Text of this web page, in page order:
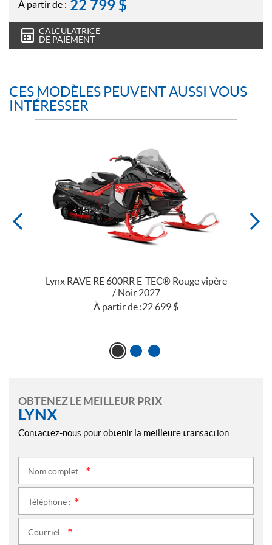
À partir de : 22 799 $
CALCULATRICE
DE PAIEMENT
CES MODÈLES PEUVENT AUSSI VOUS
INTÉRESSER
Lynx RAVE RE 600RR E-TEC® Rouge vipère
/ Noir 2027
À partir de :22 699 $
OBTENEZ LE MEILLEUR PRIX
LYNX
Contactez-nous pour obtenir la meilleure transaction.
Nom complet :
Téléphone :
Courriel :